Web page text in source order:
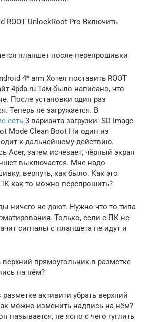
ROOT UnlockRoot Pro Включить
планшет после перепрошивки
4* arm Хотел поставить ROOT
4pda.ru Там было написано, что
После установки один раз
Теперь не загружается. В
есть 3 варианта загрузки: SD Image
Mode Clean Boot Ни один из
к дальнейшему действию.
Acer, затем исчезает, чёрный экран
выключается. Мне надо
вернуть, как было. Как это
как-то можно перепрошить?
ничего не дают. Нужно что-то типа
Только, если с ПК не
сигналы с планшета не идут и
верхний прямоугольник в разметке
на нём?
активити убрать верхний
можно изменить надпись на нём?
называется, не ясно с чего гуглить